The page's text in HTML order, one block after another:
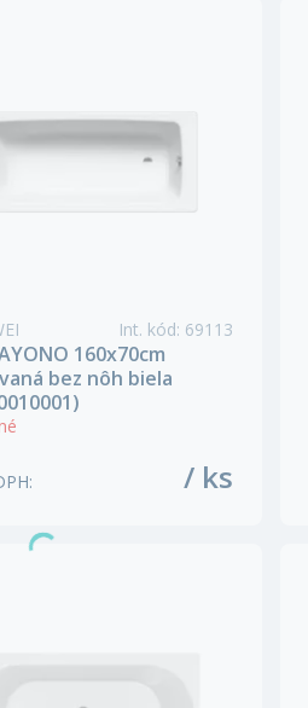
Int. kód: 69113
160x70cm
bez nôh biela
: / ks